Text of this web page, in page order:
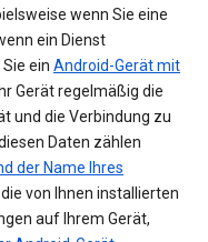
wenn Sie eine
ein Dienst
ein Android-Gerät mit
Gerät regelmäßig die
und die Verbindung zu
Daten zählen
der Name Ihres
von Ihnen installierten
auf Ihrem Gerät,